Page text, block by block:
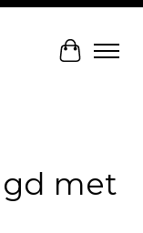
met